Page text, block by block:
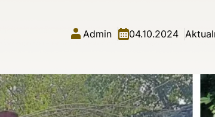
Admin 04.10.2024